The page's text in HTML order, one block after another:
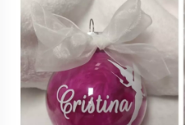
novia y zapatillas
personalizadas
Árboles de Huellas
Comunión
Batas de comunión